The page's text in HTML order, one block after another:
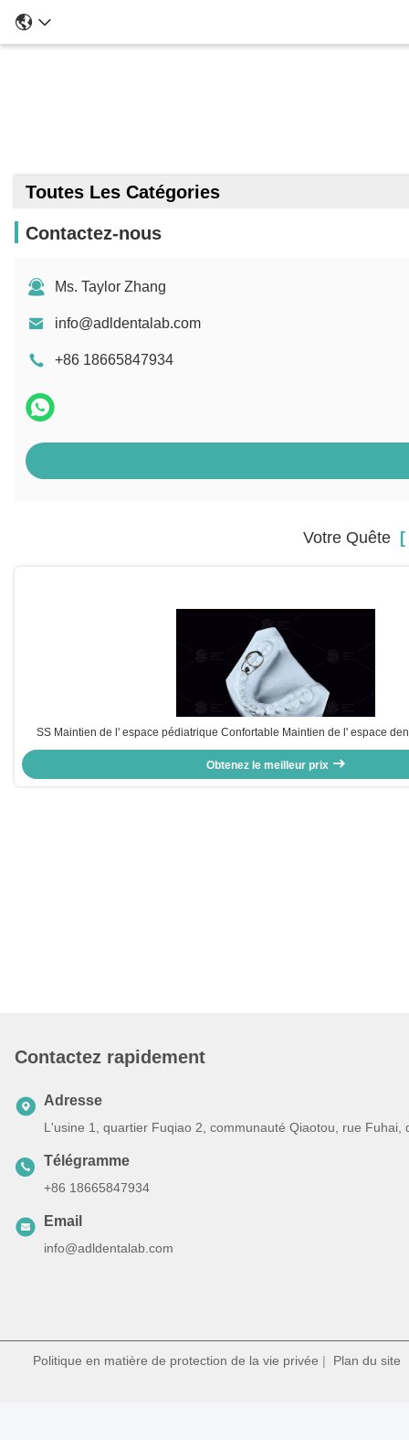
Toutes Les Catégories
Contactez-nous
Ms. Taylor Zhang
info@adldentalab.com
+86 18665847934
Votre Quête[
SS Maintien de l' espace pédiatrique Confortable Maintien de l' espace
adultes
Obtenez le meilleur prix
Contactez rapidement
Adresse
L'usine 1, quartier Fuqiao 2, communauté Qiaotou, rue
Télégramme
+86 18665847934
Email
info@adldentalab.com
Politique en matière de protection de la vie privée | Plan du site